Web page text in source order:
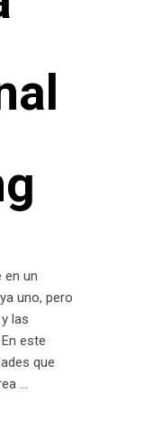
en un
uno, pero
las
este
que